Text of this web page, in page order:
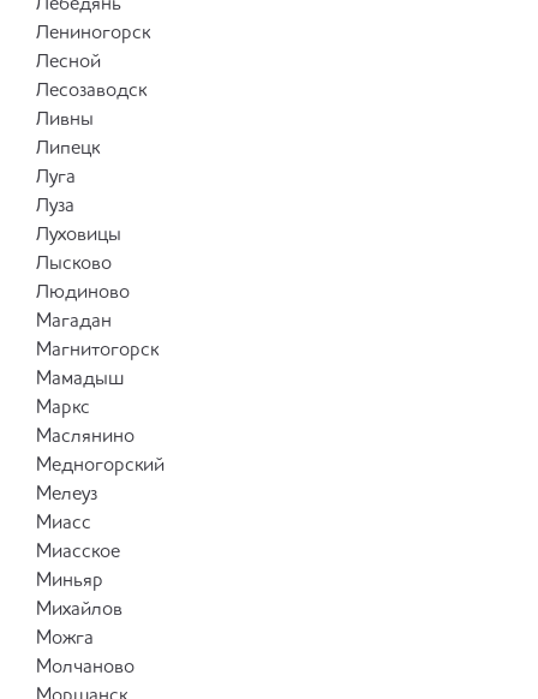
Лебедянь
Лениногорск
Лесной
Лесозаводск
Ливны
Липецк
Луга
Луза
Луховицы
Лысково
Людиново
Магадан
Магнитогорск
Мамадыш
Маркс
Маслянино
Медногорский
Мелеуз
Миасс
Миасское
Миньяр
Михайлов
Можга
Молчаново